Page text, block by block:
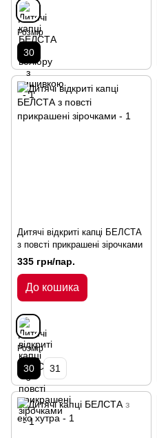
Розмір
30
Дитячі відкриті капці БЕЛСТА
з повсті прикрашені зірочками
335 грн/пар.
До кошика
Розмір
30 31